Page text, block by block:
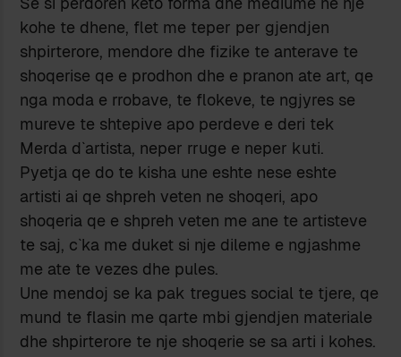
kohe te dhene, flet me teper per gjendjen
shpirterore, mendore dhe fizike te anterave te
shoqerise qe e prodhon dhe e pranon ate art, qe
nga moda e rrobave, te flokeve, te ngjyres se
mureve te shtepive apo perdeve e deri tek
Merda d`artista, neper rruge e neper kuti.
Pyetja qe do te kisha une eshte nese eshte
artisti ai qe shpreh veten ne shoqeri, apo
shoqeria qe e shpreh veten me ane te artisteve
te saj, c`ka me duket si nje dileme e ngjashme
me ate te vezes dhe pules.
Une mendoj se ka pak tregues social te tjere, qe
mund te flasin me qarte mbi gjendjen materiale
dhe shpirterore te nje shoqerie se sa arti i kohes.